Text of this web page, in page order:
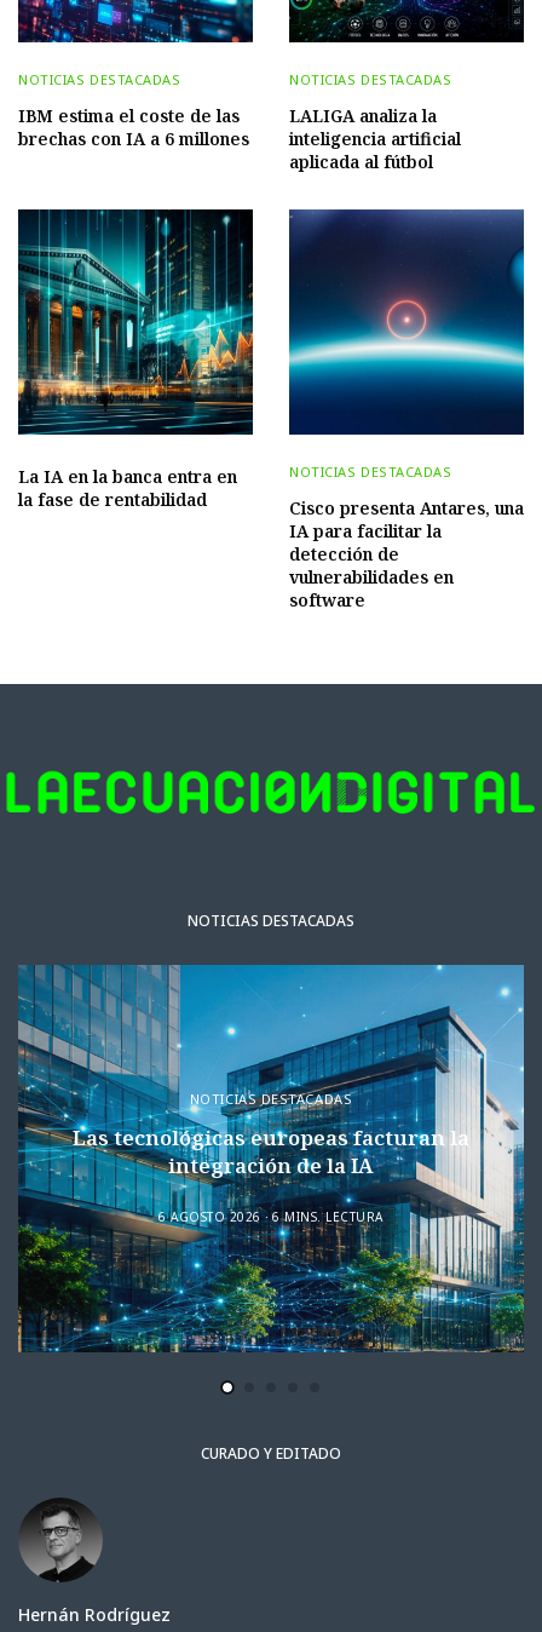
NOTICIAS DESTACADAS
IBM estima el coste de las
brechas con IA a 6 millones
NOTICIAS DESTACADAS
LALIGA analiza la
inteligencia artificial
aplicada al fútbol
La IA en la banca entra en
la fase de rentabilidad
NOTICIAS DESTACADAS
Cisco presenta Antares, una
IA para facilitar la
detección de
vulnerabilidades en
software
NOTICIAS DESTACADAS
NOTICIAS DESTACADAS
Las tecnológicas europeas facturan la
integración de la IA
6 AGOSTO 2026 6 MINS. LECTURA
CURADO Y EDITADO
Hernán Rodríguez